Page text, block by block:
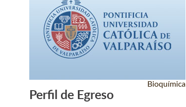
Perfil de Egreso
Bioquímica